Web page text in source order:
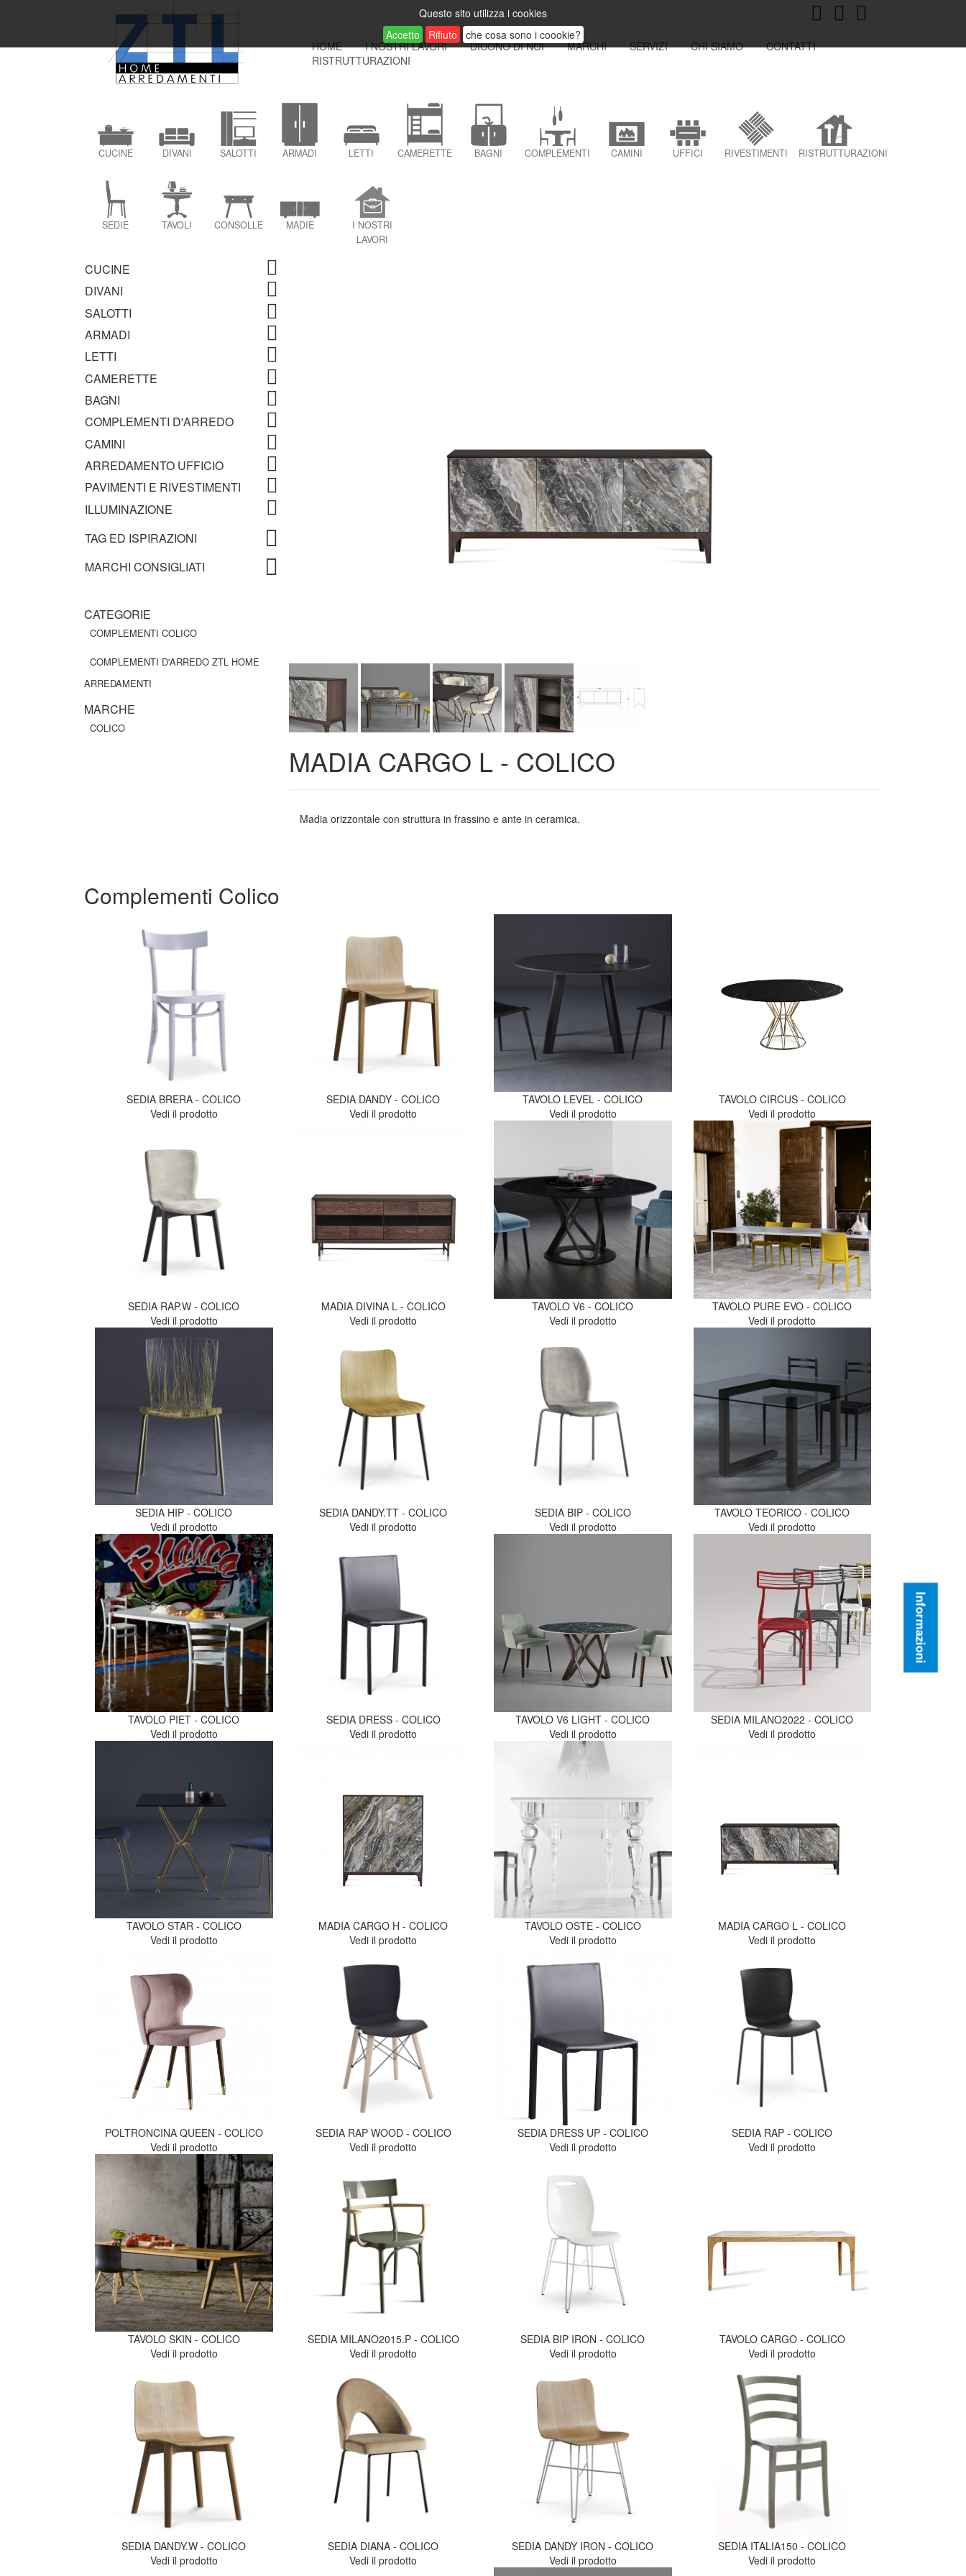
Questo sito utilizza i cookies
Accetto
Rifiuto che cosa sono i coookie?
Informazioni
HOME I NOSTRI LAVORI DICONO DI NOI MARCHI SERVIZI CHI SIAMO
CONTATTI
RISTRUTTURAZIONI
CUCINE DIVANI SALOTTI ARMADI LETTI CAMERETTE BAGNI COMPLEMENTI CAMINI UFFICI RIVESTIMENTI RISTRUTTURAZIONI
SEDIE TAVOLI CONSOLLE MADIE
I NOSTRI
LAVORI
CUCINE
DIVANI
SALOTTI
ARMADI
LETTI
CAMERETTE
BAGNI
COMPLEMENTI D'ARREDO
CAMINI
ARREDAMENTO UFFICIO
PAVIMENTI E RIVESTIMENTI
ILLUMINAZIONE
TAG ED ISPIRAZIONI
MARCHI CONSIGLIATI
CATEGORIE
COMPLEMENTI COLICO
COMPLEMENTI D'ARREDO ZTL HOME
ARREDAMENTI
MARCHE
COLICO
MADIA CARGO L - COLICO
Madia orizzontale con struttura in frassino e ante in ceramica.
Complementi Colico
SEDIA BRERA - COLICO
Vedi il prodotto
SEDIA DANDY - COLICO
Vedi il prodotto
TAVOLO LEVEL - COLICO
Vedi il prodotto
TAVOLO CIRCUS - COLICO
Vedi il prodotto
SEDIA RAP.W - COLICO
Vedi il prodotto
MADIA DIVINA L - COLICO
Vedi il prodotto
TAVOLO V6 - COLICO
Vedi il prodotto
TAVOLO PURE EVO - COLICO
Vedi il prodotto
SEDIA HIP - COLICO
Vedi il prodotto
SEDIA DANDY.TT - COLICO
Vedi il prodotto
SEDIA BIP - COLICO
Vedi il prodotto
TAVOLO TEORICO - COLICO
Vedi il prodotto
TAVOLO PIET - COLICO
Vedi il prodotto
SEDIA DRESS - COLICO
Vedi il prodotto
TAVOLO V6 LIGHT - COLICO
Vedi il prodotto
SEDIA MILANO2022 - COLICO
Vedi il prodotto
TAVOLO STAR - COLICO
Vedi il prodotto
MADIA CARGO H - COLICO
Vedi il prodotto
TAVOLO OSTE - COLICO
Vedi il prodotto
MADIA CARGO L - COLICO
Vedi il prodotto
POLTRONCINA QUEEN - COLICO
Vedi il prodotto
SEDIA RAP WOOD - COLICO
Vedi il prodotto
SEDIA DRESS UP - COLICO
Vedi il prodotto
SEDIA RAP - COLICO
Vedi il prodotto
TAVOLO SKIN - COLICO
Vedi il prodotto
SEDIA MILANO2015.P - COLICO
Vedi il prodotto
SEDIA BIP IRON - COLICO
Vedi il prodotto
TAVOLO CARGO - COLICO
Vedi il prodotto
SEDIA DANDY.W - COLICO
Vedi il prodotto
SEDIA DIANA - COLICO
Vedi il prodotto
SEDIA DANDY IRON - COLICO
Vedi il prodotto
SEDIA ITALIA150 - COLICO
Vedi il prodotto